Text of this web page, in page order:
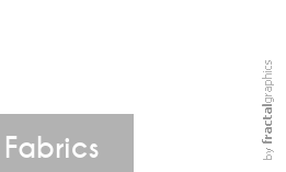
Fabrics